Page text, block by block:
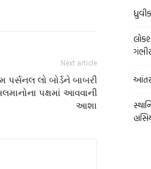
Next article
લો બોર્ડને બાબરી
પક્ષમાં આવવાની
આશા